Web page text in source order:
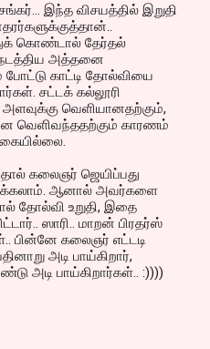
இந்த விசயத்தில் இறுதி
கொண்டால் தேர்தல்
அத்தனை
காட்டி தோல்வியை
சட்டக் கல்லூரி
வெளியானதற்கும்,
வெளிவந்ததற்கும் காரணம்
கலைஞர் ஜெயிப்பது
ஆனால் அவர்களை
தோல்வி உறுதி, இதை
ஸாரி.. மாறன் பிரதர்ஸ்
பின்னே கலைஞர் எட்டடி
அடி பாய்கிறார்,
அடி பாய்கிறார்கள்.. :))))